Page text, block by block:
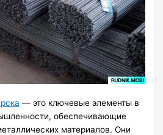
— это ключевые элементы в
обеспечивающие
материалов. Они